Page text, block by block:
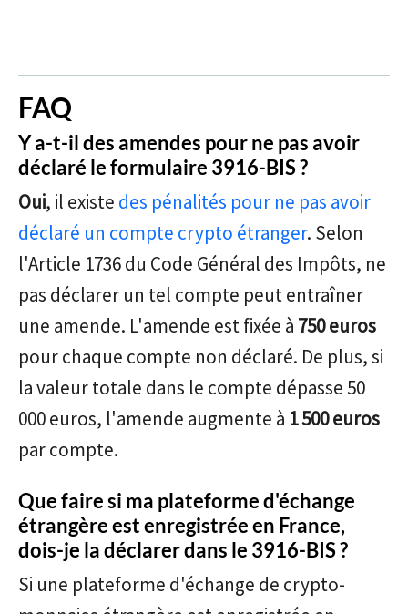
FAQ
Y a-t-il des amendes pour ne pas avoir
déclaré le formulaire 3916-BIS ?
Oui, il existe des pénalités pour ne pas avoir
déclaré un compte crypto étranger. Selon
l'Article 1736 du Code Général des Impôts, ne
pas déclarer un tel compte peut entraîner
une amende. L'amende est fixée à 750 euros
pour chaque compte non déclaré. De plus, si
la valeur totale dans le compte dépasse 50
000 euros, l'amende augmente à 1 500 euros
par compte.
Que faire si ma plateforme d'échange
étrangère est enregistrée en France,
dois-je la déclarer dans le 3916-BIS ?
Si une plateforme d'échange de crypto-